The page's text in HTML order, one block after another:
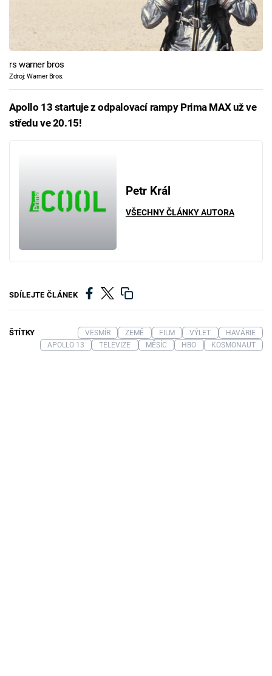
rs warner bros
Zdroj: Warner Bros.
Apollo 13 startuje z odpalovací rampy Prima MAX už ve
středu ve 20.15!
Petr Král
VŠECHNY ČLÁNKY AUTORA
SDÍLEJTE ČLÁNEK
ŠTÍTKY VESMÍR ZEMĚ FILM VÝLET
HAVÁRIE
APOLLO 13
TELEVIZE MĚSÍC HBO KOSMONAUT